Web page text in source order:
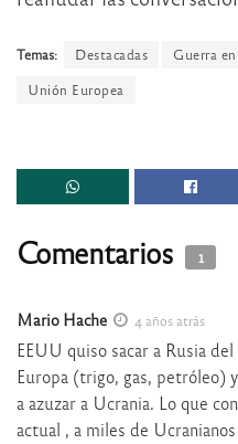
Temas: Destacadas Guerra
Unión Europea
Comentarios 1
Mario Hache 4 años atrás
EEUU quiso sacar a Rusia
Europa (trigo, gas, petróleo)
a azuzar a Ucrania. Lo que
actual , a miles de